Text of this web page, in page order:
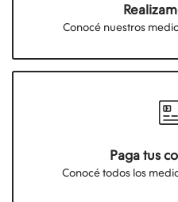
Conocé nuestros
Paga tus
Conocé todos los